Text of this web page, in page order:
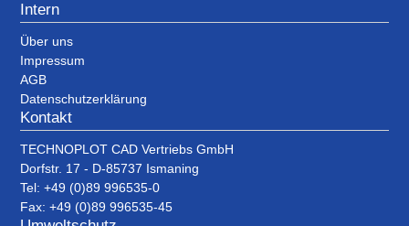
Intern
Über uns
Impressum
AGB
Datenschutzerklärung
Kontakt
TECHNOPLOT CAD Vertriebs GmbH
Dorfstr. 17 - D-85737 Ismaning
Tel: +49 (0)89 996535-0
Fax: +49 (0)89 996535-45